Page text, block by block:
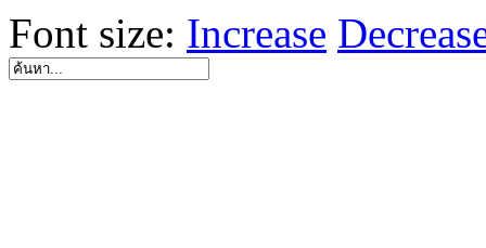
Font size: Increase